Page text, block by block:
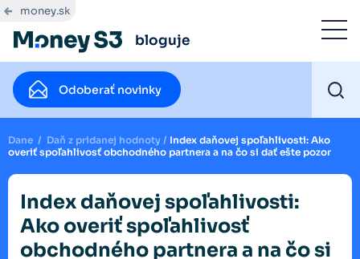
money.sk
bloguje
Odoberať novinky
Dane / Daň z pridanej hodnoty / Index daňovej spoľahlivosti: Ako
overiť spoľahlivosť obchodného partnera a na čo si dať ešte pozor
Index daňovej spoľahlivosti:
Ako overiť spoľahlivosť
obchodného partnera a na čo si